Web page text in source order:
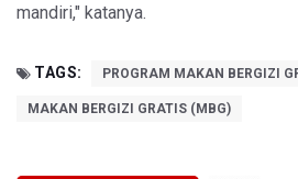
mandiri," katanya.
TAGS: PROGRAM MAKAN BERGIZI
MAKAN BERGIZI GRATIS (MBG)